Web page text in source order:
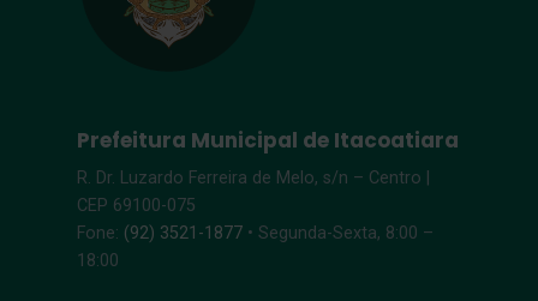
Prefeitura Municipal de Itacoatiara
R. Dr. Luzardo Ferreira de Melo, s/n – Centro |
CEP 69100-075
Fone: (92) 3521-1877 • Segunda-Sexta, 8:00 –
18:00